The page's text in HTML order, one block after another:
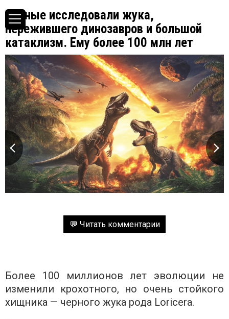
Ученые исследовали жука,
пережившего динозавров и большой
катаклизм. Ему более 100 млн лет
💬 Читать комментарии
Более 100 миллионов лет эволюции не
изменили крохотного, но очень стойкого
хищника — черного жука рода Loricera.